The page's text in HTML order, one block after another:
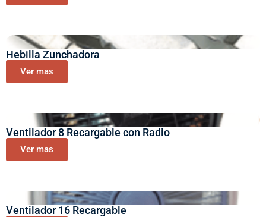
Hebilla Zunchadora
Ver mas
Ventilador 8 Recargable con Radio
Ver mas
Ventilador 16 Recargable